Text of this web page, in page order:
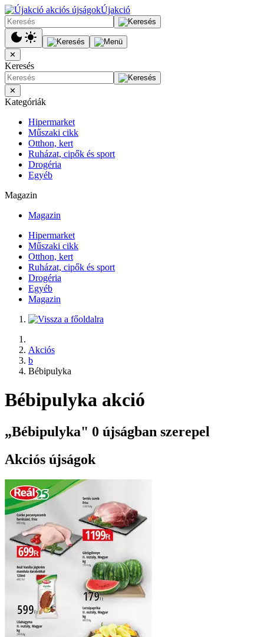
Újakció
✕
Keresés
✕
Kategóriák
Hipermarket
Műszaki cikk
Otthon, kert
Ruházat, cipők és sport
Drogéria
Egyéb
Magazin
Magazin
Hipermarket
Műszaki cikk
Otthon, kert
Ruházat, cipők és sport
Drogéria
Egyéb
Magazin
Akciós
b
Bébipulyka
Bébipulyka akció
„Bébipulyka" 0 újságban szerepel
Akciós újságok